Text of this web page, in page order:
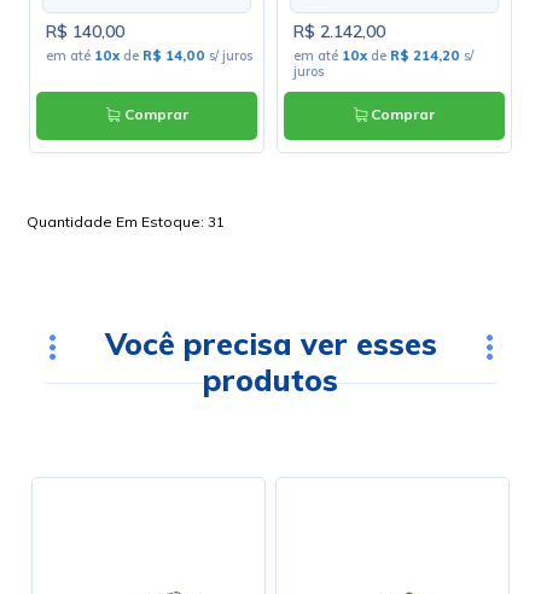
R$ 140,00
em até 10xde R$ 14,00 s/ juros
Comprar
R$ 2.142,00
em até 10xde R$ 214,20 s/
juros
Comprar
Quantidade Em Estoque:31
Você precisa ver esses
produtos